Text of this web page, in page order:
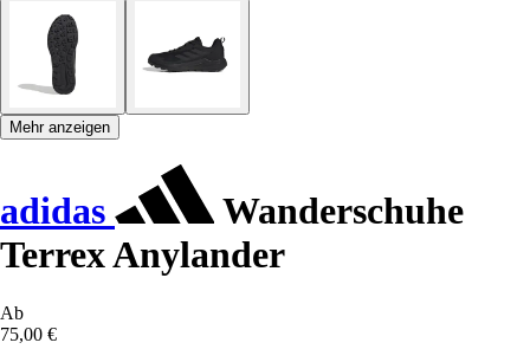
Mehr anzeigen
adidas
Wanderschuhe
Terrex Anylander
Ab
75,00 €